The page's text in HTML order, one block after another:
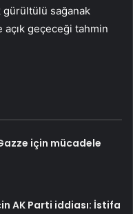
sağanak
açık geçeceği tahmin
için mücadele
AK Parti iddiası: İstifa